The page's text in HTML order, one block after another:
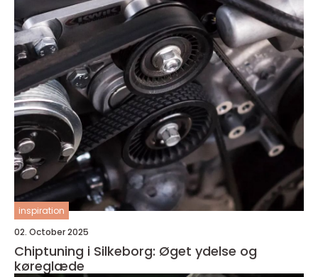
inspiration
02. October 2025
Chiptuning i Silkeborg: Øget ydelse og
køreglæde